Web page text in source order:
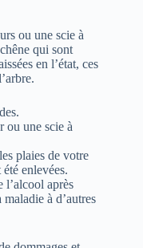
ou une scie à
qui sont
en l’état, ces
ou une scie à
plaies de votre
enlevées.
l’alcool après
à d’autres